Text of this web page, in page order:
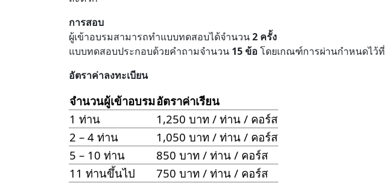
การสอบ
ผู้เข้าอบรมสามารถทำแบบทดสอบได้จำนวน2 ครั้ง
แบบทดสอบประกอบด้วยคำถามจำนวน 15 ข้อ โดยเกณฑ์การผ่านกำหนดไว้ที่
อัตราค่าลงทะเบียน
จำนวนผู้เข้าอบรมอัตราค่าเรียน
1 ท่าน
1,250 บาท / ท่าน / คอร์ส
2 – 4 ท่าน
1,050 บาท / ท่าน / คอร์ส
5 – 10 ท่าน
850 บาท / ท่าน / คอร์ส
11 ท่านขึ้นไป
750 บาท / ท่าน / คอร์ส